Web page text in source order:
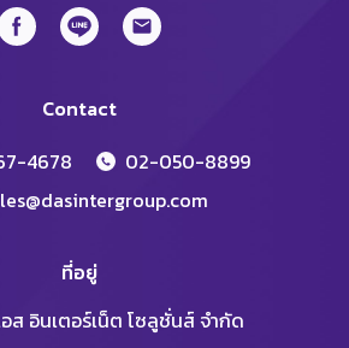
Contact
4678
02-050-8899
ที่อยู่
ส อินเตอร์เน็ต โซลูชั่นส์ จำกัด